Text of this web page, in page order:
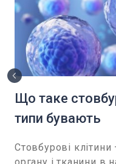
Що таке
типи бувають
Стовбурові